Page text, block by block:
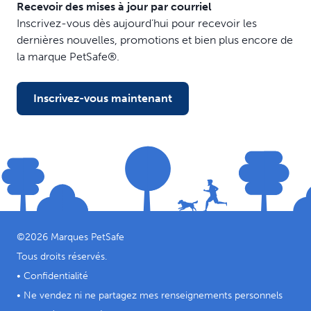
maximum pour éviter tout blocage brutal
Exploration en toute sécurité : le harnais Easy Walk™
vous permet de promener votre chat en toute sécurité
pour que vous puissiez profiter du plein air ensemble
Recevoir des mises à jour par courriel
Inscrivez-vous dès aujourd’hui pour recevoir les
dernières nouvelles, promotions et bien plus encore de
la marque PetSafe®.
Inscrivez-vous maintenant
©2026 Marques PetSafe
Tous droits réservés.
• Confidentialité
• Ne vendez ni ne partagez mes renseignements personnels